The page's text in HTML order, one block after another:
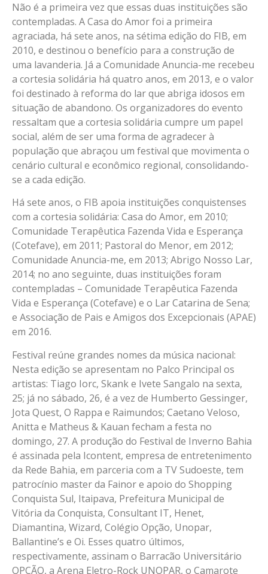
Não é a primeira vez que essas duas instituições são
contempladas. A Casa do Amor foi a primeira
agraciada, há sete anos, na sétima edição do FIB, em
2010, e destinou o benefício para a construção de
uma lavanderia. Já a Comunidade Anuncia-me recebeu
a cortesia solidária há quatro anos, em 2013, e o valor
foi destinado à reforma do lar que abriga idosos em
situação de abandono. Os organizadores do evento
ressaltam que a cortesia solidária cumpre um papel
social, além de ser uma forma de agradecer à
população que abraçou um festival que movimenta o
cenário cultural e econômico regional, consolidando-
se a cada edição.
Há sete anos, o FIB apoia instituições conquistenses
com a cortesia solidária: Casa do Amor, em 2010;
Comunidade Terapêutica Fazenda Vida e Esperança
(Cotefave), em 2011; Pastoral do Menor, em 2012;
Comunidade Anuncia-me, em 2013; Abrigo Nosso Lar,
2014; no ano seguinte, duas instituições foram
contempladas – Comunidade Terapêutica Fazenda
Vida e Esperança (Cotefave) e o Lar Catarina de Sena;
e Associação de Pais e Amigos dos Excepcionais (APAE)
em 2016.
Festival reúne grandes nomes da música nacional:
Nesta edição se apresentam no Palco Principal os
artistas: Tiago Iorc, Skank e Ivete Sangalo na sexta,
25; já no sábado, 26, é a vez de Humberto Gessinger,
Jota Quest, O Rappa e Raimundos; Caetano Veloso,
Anitta e Matheus & Kauan fecham a festa no
domingo, 27. A produção do Festival de Inverno Bahia
é assinada pela Icontent, empresa de entretenimento
da Rede Bahia, em parceria com a TV Sudoeste, tem
patrocínio master da Fainor e apoio do Shopping
Conquista Sul, Itaipava, Prefeitura Municipal de
Vitória da Conquista, Consultant IT, Henet,
Diamantina, Wizard, Colégio Opção, Unopar,
Ballantine’s e Oi. Esses quatro últimos,
respectivamente, assinam o Barracão Universitário
OPÇÃO, a Arena Eletro-Rock UNOPAR, o Camarote